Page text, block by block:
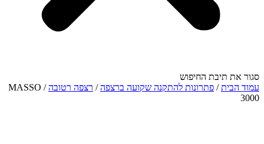
סגור את תיבת החיפוש
עמוד הבית/ פתרונות להתקנה שקועה ברצפה/ רצפה רטובה
/ MASSO
3000